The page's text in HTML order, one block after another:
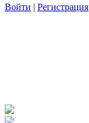
Войти | Регистрация